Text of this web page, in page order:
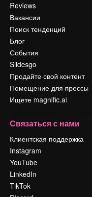
Reviews
Вакансии
Поиск тенденций
Блог
События
Slidesgo
Продайте свой контент
Помещение для прессы
Ищете magnific.ai
Связаться с нами
Клиентская поддержка
Instagram
YouTube
LinkedIn
TikTok